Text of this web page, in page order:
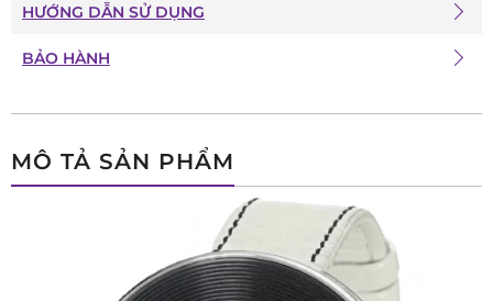
MÔ TẢ SẢN PHẨM
HƯỚNG DẪN SỬ DỤNG
BẢO HÀNH